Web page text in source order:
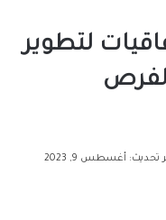
لتطوير
تحديث: أغسطس 9, 2023